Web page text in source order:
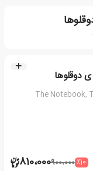
دوقلوها
The Notebook,
٪10900،000810،000